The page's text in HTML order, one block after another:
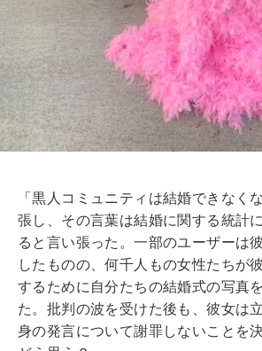
「黒人コミュニティは結婚できなく
張し、その言葉は結婚に関する統計
ると言い張った。一部のユーザーは
したものの、何千人もの女性たちが
するために自分たちの結婚式の写真
た。批判の波を受けた後も、彼女は
身の発言について謝罪しないことを